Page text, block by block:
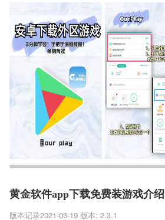
黄金软件app下载免费装游戏介绍
版本记录2021-03-19 版本: 2.3.1